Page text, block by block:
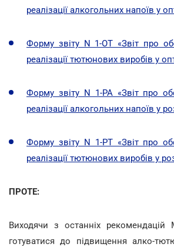
реалізації алкогольних напоїв у
Форму звіту N 1-ОТ «Звіт про
реалізації тютюнових виробів у
Форму звіту N 1-РА «Звіт про
реалізації алкогольних напоїв у
Форму звіту N 1-РТ «Звіт про
реалізації тютюнових виробів у
ПРОТЕ:
Виходячи з останніх рекомендацій
готуватися до підвищення алко-